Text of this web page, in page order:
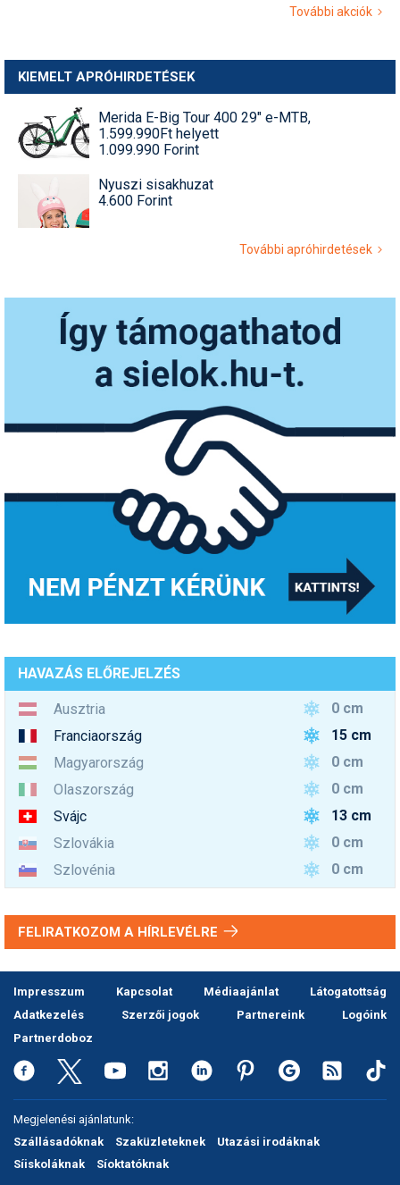
További akciók
KIEMELT APRÓHIRDETÉSEK
Merida E-Big Tour 400 29" e-MTB,
1.599.990Ft helyett
1.099.990 Forint
Nyuszi sisakhuzat
4.600 Forint
További apróhirdetések
HAVAZÁS ELŐREJELZÉS
Ausztria
0 cm
Franciaország
15 cm
Magyarország
0 cm
Olaszország
0 cm
Svájc
13 cm
Szlovákia
0 cm
Szlovénia
0 cm
FELIRATKOZOM A HÍRLEVÉLRE
Impresszum Kapcsolat Médiaajánlat
Látogatottság
Adatkezelés
Szerzői jogok Partnereink
Logóink
Partnerdoboz
Megjelenési ajánlatunk:
Szállásadóknak
Szaküzleteknek
Utazási irodáknak
Síiskoláknak
Síoktatóknak